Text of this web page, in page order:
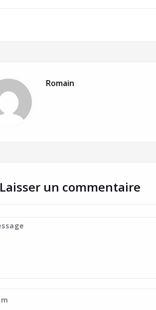
Romain
Laisser un commentaire